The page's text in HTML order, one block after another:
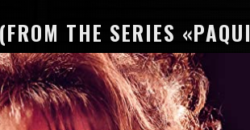
THE SERIES